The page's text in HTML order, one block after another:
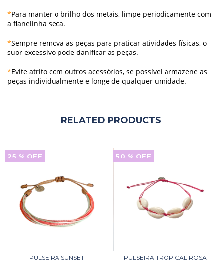
*Para manter o brilho dos metais, limpe periodicamente com
a flanelinha seca.
*Sempre remova as peças para praticar atividades físicas, o
suor excessivo pode danificar as peças.
*Evite atrito com outros acessórios, se possível armazene as
peças individualmente e longe de qualquer umidade.
RELATED PRODUCTS
25 % OFF
PULSEIRA SUNSET
50 % OFF
PULSEIRA TROPICAL ROSA